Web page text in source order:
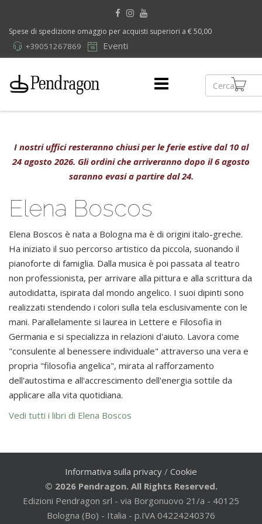
Spese di spedizione omaggio per acquisti superiori a € 50,00
Eventi
+39051267869
I nostri uffici resteranno chiusi per le ferie estive dal 10 al
24 agosto 2026. Gli ordini che arriveranno dopo il 6 agosto
saranno evasi a partire dal 24.
Elena Boscos
Elena Boscos è nata a Bologna ma è di origini italo-greche.
Ha iniziato il suo percorso artistico da piccola, suonando il
pianoforte di famiglia. Dalla musica è poi passata al teatro
non professionista, per arrivare alla pittura e alla scrittura da
autodidatta, ispirata dal mondo angelico. I suoi dipinti sono
realizzati stendendo i colori sulla tela esclusivamente con le
mani. Parallelamente si laurea in Lettere e Filosofia in
Germania e si specializza in relazioni d'aiuto. Lavora come
"consulente al benessere individuale" attraverso una vera e
propria "filosofia angelica", mirata al rafforzamento
dell'autostima e all'accrescimento dell'energia sottile da
applicare alla vita quotidiana.
Vedi tutti i libri di Elena Boscos
Informativa sulla privacy / Cookie
© 2026 Pendragon. All Rights Reserved.
Edizioni Pendragon srl - via Borgonuovo 21/a - 40125
Bologna (Bo) - Italia - p.IVA 04224240376